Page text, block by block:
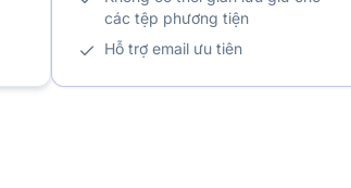
các tệp phương tiện
Hỗ trợ email ưu tiên